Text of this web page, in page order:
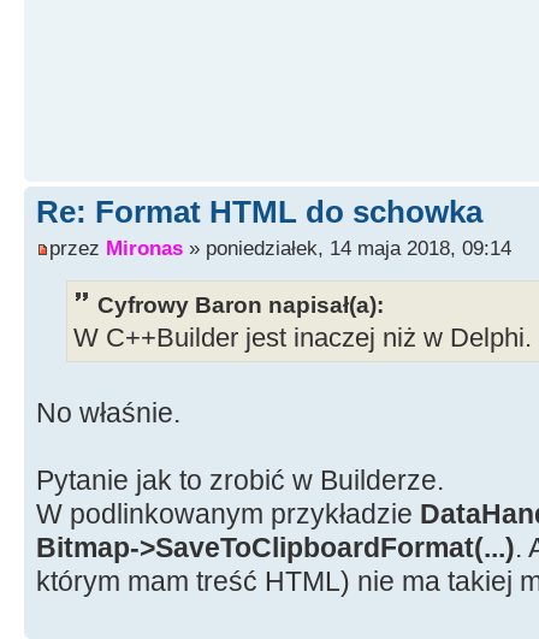
Re: Format HTML do schowka
przez Mironas » poniedziałek, 14 maja 2018, 09:14
Cyfrowy Baron napisał(a):
W C++Builder jest inaczej niż w Delphi.
No właśnie.
Pytanie jak to zrobić w Builderze.
W podlinkowanym przykładzie
Bitmap->SaveToClipboardFormat(...).
którym mam treść HTML) nie ma takiej